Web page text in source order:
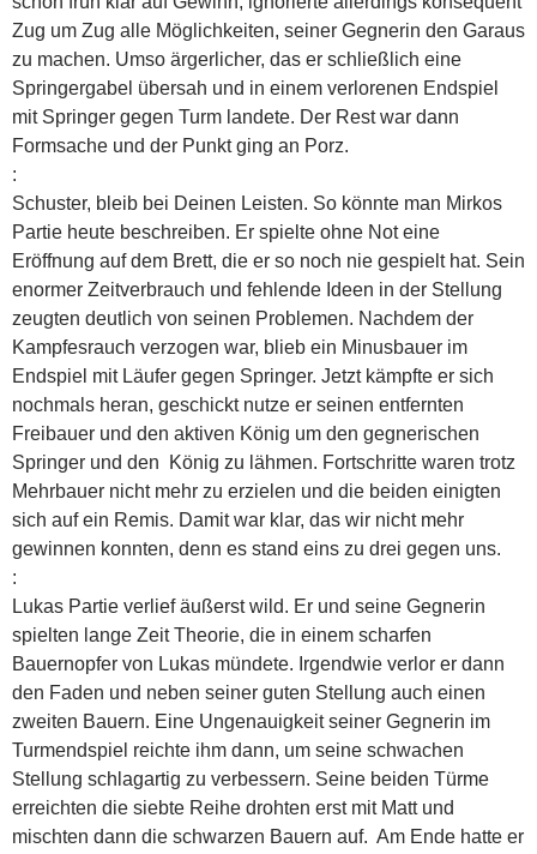
Zug um Zug alle Möglichkeiten, seiner Gegnerin den Garaus
zu machen. Umso ärgerlicher, das er schließlich eine
Springergabel übersah und in einem verlorenen Endspiel
mit Springer gegen Turm landete. Der Rest war dann
Formsache und der Punkt ging an Porz.
:
Schuster, bleib bei Deinen Leisten. So könnte man Mirkos
Partie heute beschreiben. Er spielte ohne Not eine
Eröffnung auf dem Brett, die er so noch nie gespielt hat. Sein
enormer Zeitverbrauch und fehlende Ideen in der Stellung
zeugten deutlich von seinen Problemen. Nachdem der
Kampfesrauch verzogen war, blieb ein Minusbauer im
Endspiel mit Läufer gegen Springer. Jetzt kämpfte er sich
nochmals heran, geschickt nutze er seinen entfernten
Freibauer und den aktiven König um den gegnerischen
Springer und den König zu lähmen. Fortschritte waren trotz
Mehrbauer nicht mehr zu erzielen und die beiden einigten
sich auf ein Remis. Damit war klar, das wir nicht mehr
gewinnen konnten, denn es stand eins zu drei gegen uns.
:
Lukas Partie verlief äußerst wild. Er und seine Gegnerin
spielten lange Zeit Theorie, die in einem scharfen
Bauernopfer von Lukas mündete. Irgendwie verlor er dann
den Faden und neben seiner guten Stellung auch einen
zweiten Bauern. Eine Ungenauigkeit seiner Gegnerin im
Turmendspiel reichte ihm dann, um seine schwachen
Stellung schlagartig zu verbessern. Seine beiden Türme
erreichten die siebte Reihe drohten erst mit Matt und
mischten dann die schwarzen Bauern auf. Am Ende hatte er